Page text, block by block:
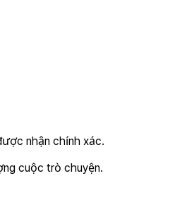
nhận chính xác.
cuộc trò chuyện.